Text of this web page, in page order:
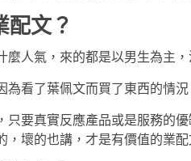
配文？
麼人氣，來的都是以男生為主
為看了葉佩文而買了東西的情
只要真實反應產品或是服務的
，壞的也講，才是有價值的業